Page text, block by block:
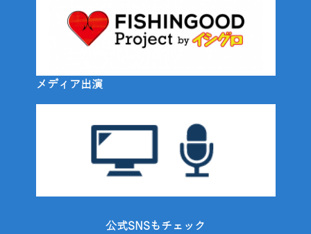
メディア出演
公式SNSもチェック